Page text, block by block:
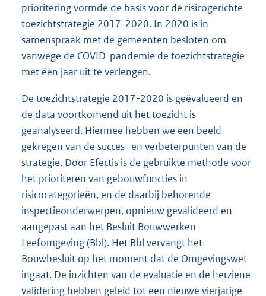
prioritering vormde de basis voor de risicogerichte
toezichtstrategie 2017-2020. In 2020 is in
samenspraak met de gemeenten besloten om
vanwege de COVID-pandemie de toezichtstrategie
met één jaar uit te verlengen.
De toezichtstrategie 2017-2020 is geëvalueerd en
de data voortkomend uit het toezicht is
geanalyseerd. Hiermee hebben we een beeld
gekregen van de succes- en verbeterpunten van de
strategie. Door Efectis is de gebruikte methode voor
het prioriteren van gebouwfuncties in
risicocategorieën, en de daarbij behorende
inspectieonderwerpen, opnieuw gevalideerd en
aangepast aan het Besluit Bouwwerken
Leefomgeving (Bbl). Het Bbl vervangt het
Bouwbesluit op het moment dat de Omgevingswet
ingaat. De inzichten van de evaluatie en de herziene
validering hebben geleid tot een nieuwe vierjarige